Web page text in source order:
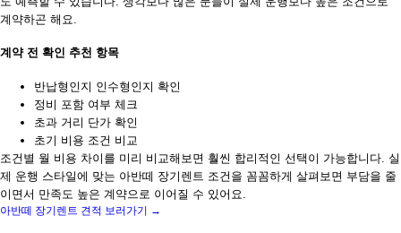
계약하곤 해요.
계약 전 확인 추천 항목
반납형인지 인수형인지 확인
정비 포함 여부 체크
초과 거리 단가 확인
초기 비용 조건 비교
조건별 월 비용 차이를 미리 비교해보면 훨씬 합리적인 선택이 가능합니다. 실
제 운행 스타일에 맞는 아반떼 장기렌트 조건을 꼼꼼하게 살펴보면 부담을 줄
이면서 만족도 높은 계약으로 이어질 수 있어요.
아반떼 장기렌트 견적 보러가기 →